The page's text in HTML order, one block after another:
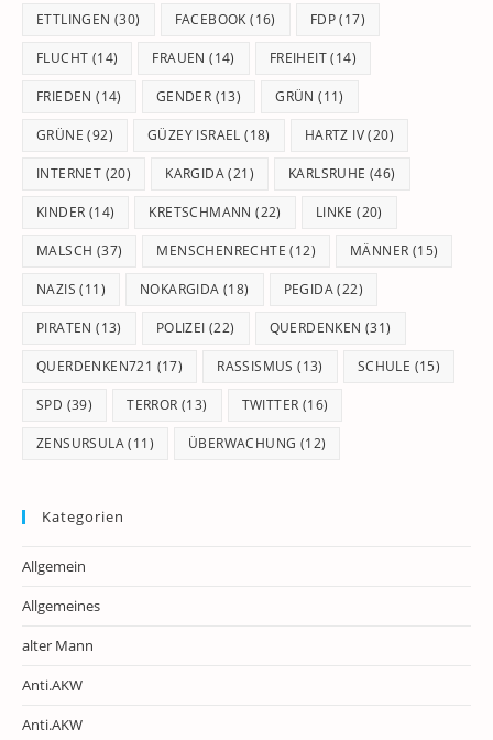
ETTLINGEN (30) FACEBOOK (16) FDP(17)
FLUCHT (14) FRAUEN (14) FREIHEIT(14)
FRIEDEN (14) GENDER (13) GRÜN (11)
GRÜNE (92) GÜZEY ISRAEL (18) HARTZ IV(20)
INTERNET (20) KARGIDA(21) KARLSRUHE (46)
KINDER (14) KRETSCHMANN (22) LINKE (20)
MALSCH (37) MENSCHENRECHTE (12) MÄNNER (15)
NAZIS (11) NOKARGIDA (18) PEGIDA(22)
PIRATEN (13) POLIZEI (22) QUERDENKEN (31)
QUERDENKEN721 (17) RASSISMUS (13) SCHULE (15)
SPD (39) TERROR (13) TWITTER (16)
ZENSURSULA(11) ÜBERWACHUNG (12)
Kategorien
Allgemein
Allgemeines
alter Mann
Anti.AKW
Anti.AKW